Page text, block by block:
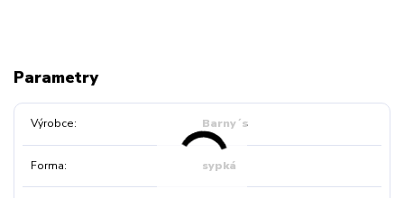
Parametry
Výrobce Barny´s
Forma sypká